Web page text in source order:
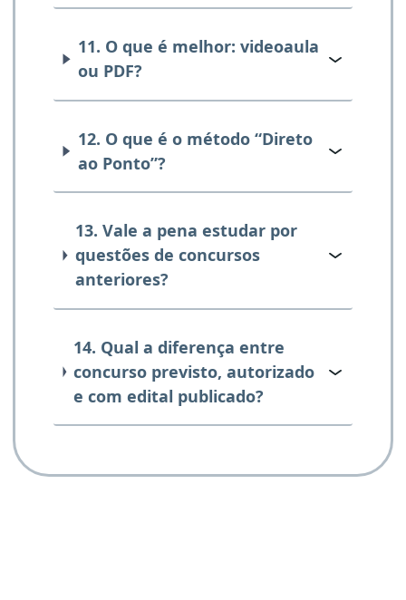
11. O que é melhor: videoaula
ou PDF?
12. O que é o método “Direto
ao Ponto”?
13. Vale a pena estudar por
questões de concursos
anteriores?
14. Qual a diferença entre
concurso previsto, autorizado
e com edital publicado?